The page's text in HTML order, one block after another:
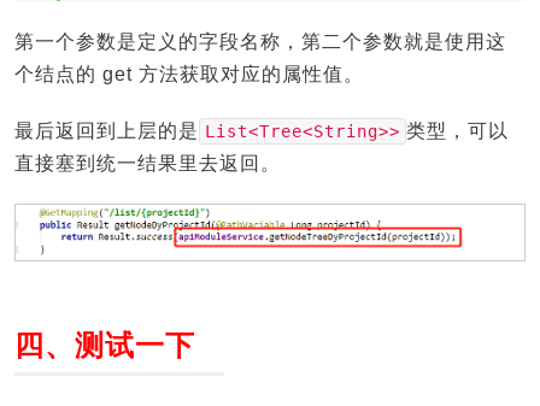
第一个参数是定义的字段名称，第二个参数就是使用这
个结点的 get 方法获取对应的属性值。
最后返回到上层的是 List<Tree<String>> 类型，可以
直接塞到统一结果里去返回。
四、测试一下